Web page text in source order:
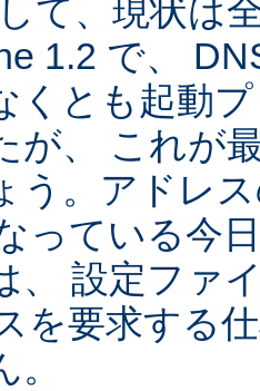
て、現状は
1.2 で、
くとも起動
が、 これが
う。アドレ
っている今
、 設定ファ
を要求する